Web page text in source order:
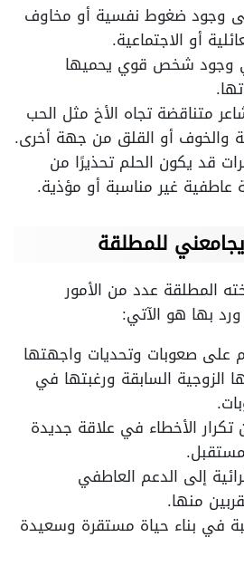
وجود ضغوط نفسية أو مخاوف
أو الاجتماعية.
وجود شخص قوي يحميها
متناقضة تجاه الأخ مثل الحب
والخوف أو القلق من جهة أخرى.
قد يكون الحلم تحذيرًا من
غير مناسبة أو مؤذية.
للمطلقة
المطلقة عدد من الأمور
بها هو الآتي:
على صعوبات وتحديات واجهتها
الزوجية السابقة ورغبتها في
الأخطاء في علاقة جديدة
إلى الدعم العاطفي
منها.
في بناء حياة مستقرة وسعيدة